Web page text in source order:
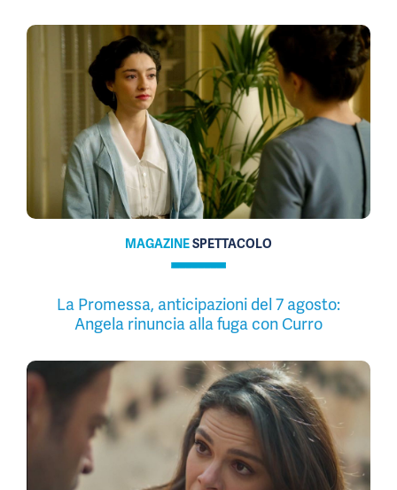
MAGAZINESPETTACOLO
La Promessa, anticipazioni del 7 agosto:
Angela rinuncia alla fuga con Curro